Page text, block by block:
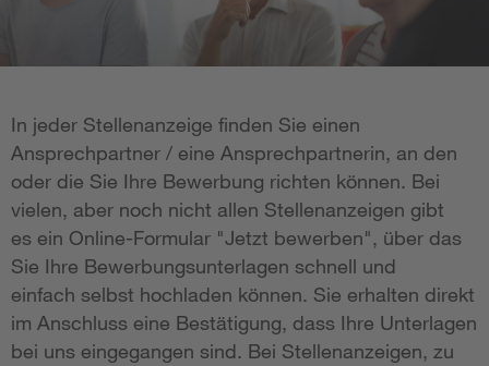
In jeder Stellenanzeige finden Sie einen
Ansprechpartner / eine Ansprechpartnerin, an den
oder die Sie Ihre Bewerbung richten können. Bei
vielen, aber noch nicht allen Stellenanzeigen gibt
es ein Online-Formular "Jetzt bewerben", über das
Sie Ihre Bewerbungsunterlagen schnell und
einfach selbst hochladen können. Sie erhalten direkt
im Anschluss eine Bestätigung, dass Ihre Unterlagen
bei uns eingegangen sind. Bei Stellenanzeigen, zu